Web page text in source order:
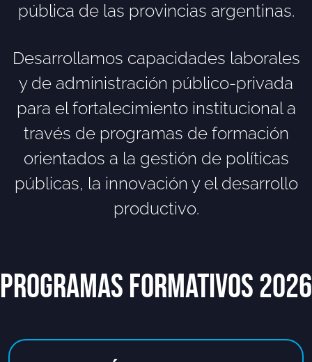
pública de las provincias argentinas.
Desarrollamos capacidades laborales
y de administración público-privada
para el fortalecimiento institucional a
través de programas de formación
orientados a la gestión de políticas
públicas, la innovación y el desarrollo
productivo.
PROGRAMAS FORMATIVOS 2026